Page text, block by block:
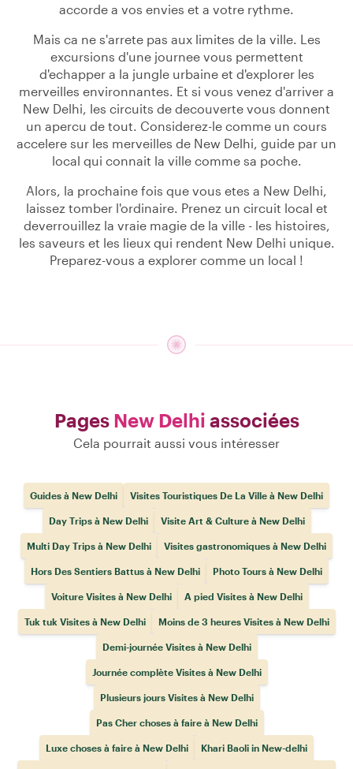
accorde a vos envies et a votre rythme.
Mais ca ne s'arrete pas aux limites de la ville. Les
excursions d'une journee vous permettent
d'echapper a la jungle urbaine et d'explorer les
merveilles environnantes. Et si vous venez d'arriver a
New Delhi, les circuits de decouverte vous donnent
un apercu de tout. Considerez-le comme un cours
accelere sur les merveilles de New Delhi, guide par un
local qui connait la ville comme sa poche.
Alors, la prochaine fois que vous etes a New Delhi,
laissez tomber l'ordinaire. Prenez un circuit local et
deverrouillez la vraie magie de la ville - les histoires,
les saveurs et les lieux qui rendent New Delhi unique.
Preparez-vous a explorer comme un local !
Pages New Delhi associées
Cela pourrait aussi vous intéresser
Guides à New Delhi Visites Touristiques De La Ville à New Delhi
Day Trips à New Delhi Visite Art & Culture à New Delhi
Multi Day Trips à New Delhi Visites gastronomiques à New Delhi
Hors Des Sentiers Battus à New Delhi Photo Tours à New Delhi
Voiture Visites à New Delhi A pied Visites à New Delhi
Tuk tuk Visites à New Delhi Moins de 3 heures Visites à New Delhi
Demi-journée Visites à New Delhi
Journée complète Visites à New Delhi
Plusieurs jours Visites à New Delhi
Pas Cher choses à faire à New Delhi
Luxe choses à faire à New Delhi Khari Baoli in New-delhi